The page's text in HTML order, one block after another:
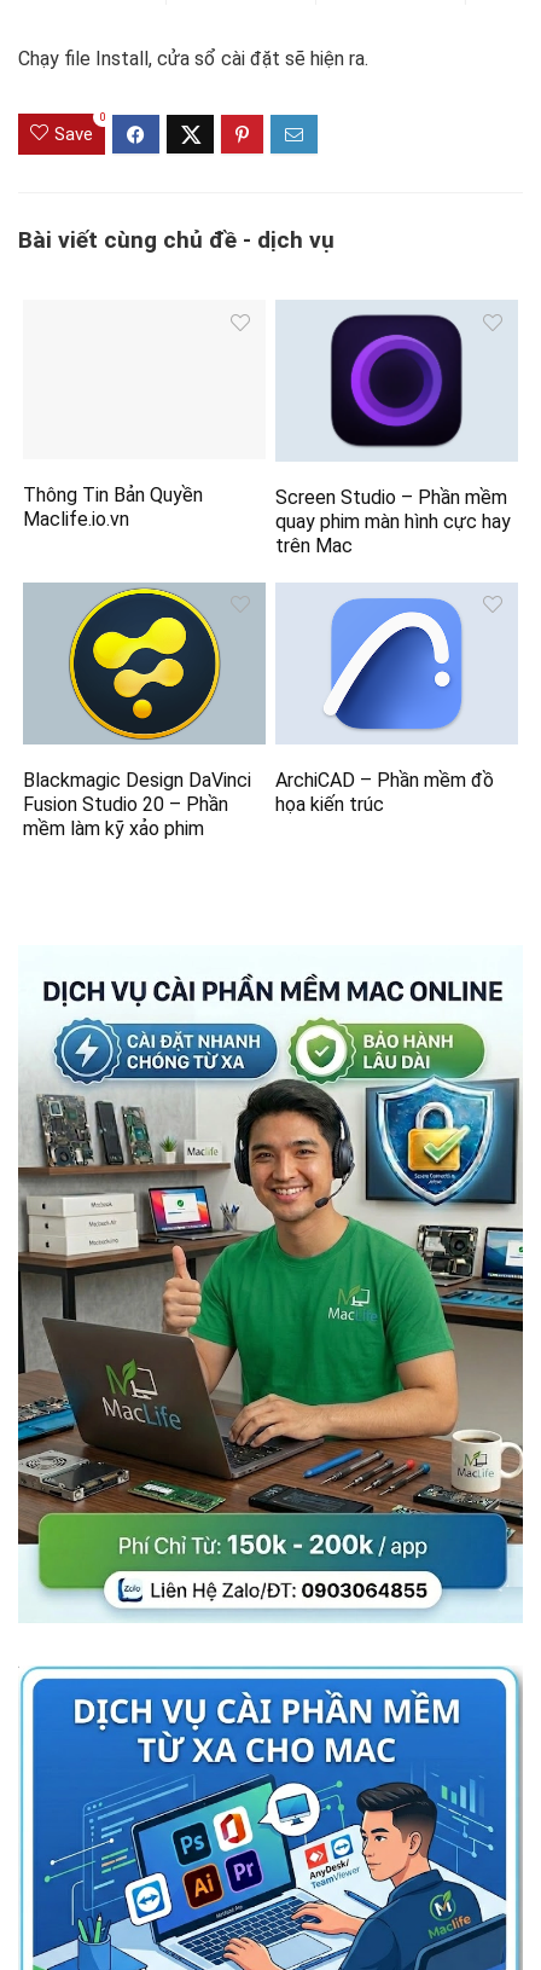
Chạy file Install, cửa sổ cài đặt sẽ hiện ra.
Save
0
Bài viết cùng chủ đề - dịch vụ
Thông Tin Bản Quyền
Maclife.io.vn
Screen Studio – Phần mềm
quay phim màn hình cực hay
trên Mac
Blackmagic Design DaVinci
Fusion Studio 20 – Phần
mềm làm kỹ xảo phim
ArchiCAD – Phần mềm đồ
họa kiến trúc